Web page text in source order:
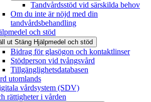
Tandvårdsstöd vid särskilda behov
Om du inte är nöjd med din
tandvårdsbehandling
och stöd
ut Stäng Hjälpmedel och stöd
Bidrag för glasögon och kontaktlinser
Stödperson vid tvångsvård
Tillgänglighetsdatabasen
utomlands
vårdsystem (SDV)
rättigheter i vården